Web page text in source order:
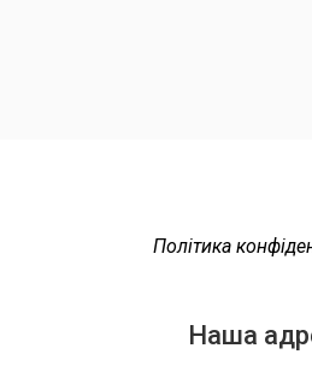
Політика
Наша